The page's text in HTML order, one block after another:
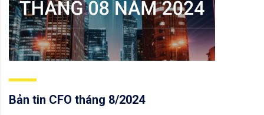
Bản tin CFO tháng 8/2024